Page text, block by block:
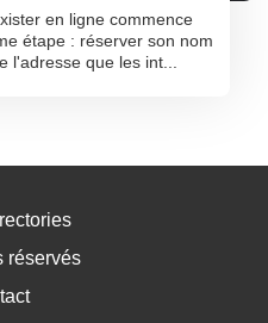
en ligne commence
étape : réserver son nom
l'adresse que les int...
réservés